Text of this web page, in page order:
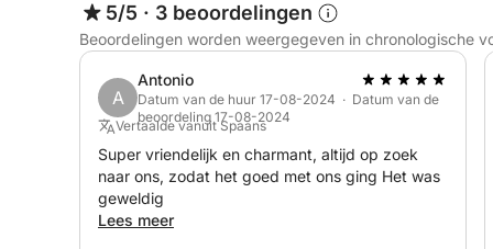
deze vijf uur durende dagtrip geeft een nieuwe
5/5 · 3 beoordelingen
Beoordelingen worden weergegeven in chronologische
A
Antonio
Datum van de huur 17-08-2024 · Datum van de
beoordeling 17-08-2024
Vertaalde vanuit Spaans
Super vriendelijk en charmant, altijd op zoek
naar ons, zodat het goed met ons ging Het was
geweldig
Lees meer